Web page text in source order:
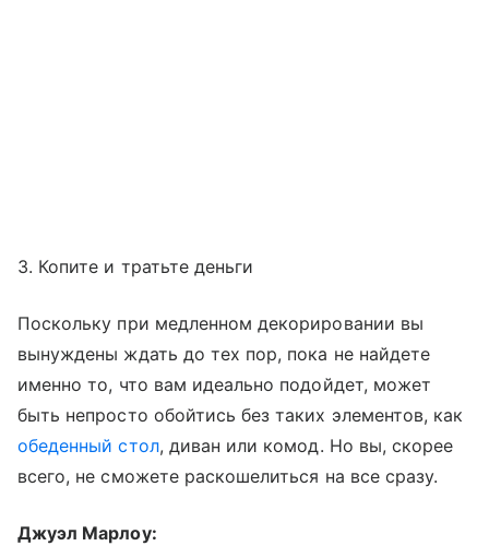
3. Копите и тратьте деньги
Поскольку при медленном декорировании вы
вынуждены ждать до тех пор, пока не найдете
именно то, что вам идеально подойдет, может
быть непросто обойтись без таких элементов, как
обеденный стол, диван или комод. Но вы, скорее
всего, не сможете раскошелиться на все сразу.
Джуэл Марлоу: